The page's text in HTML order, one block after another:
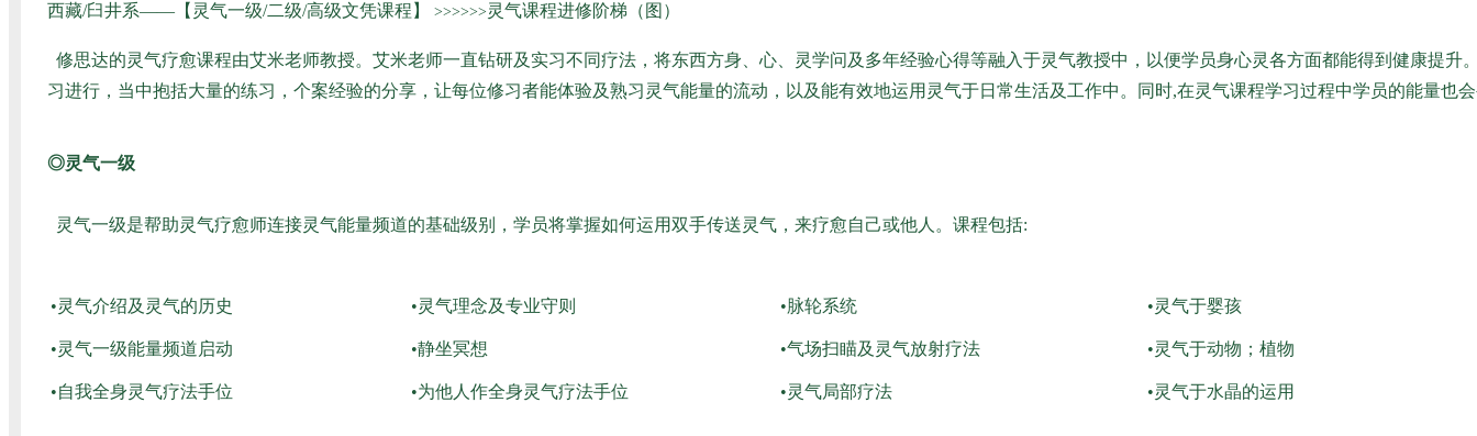
西藏/臼井系——【灵气一级/二级/高级文凭课程】 >>>>>> 灵气课程进修阶梯（图）
修思达的灵气疗愈课程由艾米老师教授。艾米老师一直钻研及实习不同疗法，将东西方身、心、灵学问及多年经验心得等融入于灵气教授中，以便学员身心灵各方面都能得到健康提升
习进行，当中抱括大量的练习，个案经验的分享，让每位修习者能体验及熟习灵气能量的流动，以及能有效地运用灵气于日常生活及工作中。同时,在灵气课程学习过程中学员的能量也
◎灵气一级
灵气一级是帮助灵气疗愈师连接灵气能量频道的基础级别，学员将掌握如何运用双手传送灵气，来疗愈自己或他人。课程包括:
•灵气介绍及灵气的历史 •灵气理念及专业守则 •脉轮系统 •灵气于婴孩
•灵气一级能量频道启动 •静坐冥想 •气场扫瞄及灵气放射疗法 •灵气于动物；植物
•自我全身灵气疗法手位 •为他人作全身灵气疗法手位 •灵气局部疗法 •灵气于水晶的运用